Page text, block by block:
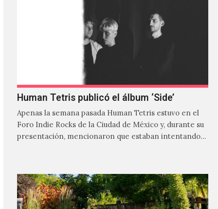
Human Tetris publicó el álbum ‘Side’
Apenas la semana pasada Human Tetris estuvo en el
Foro Indie Rocks de la Ciudad de México y, durante su
presentación, mencionaron que estaban intentando…